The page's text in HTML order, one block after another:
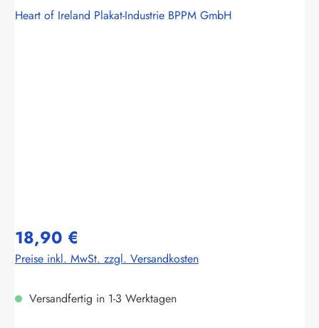
Heart of Ireland Plakat-Industrie BPPM GmbH
18,90 €
Preise inkl. MwSt. zzgl. Versandkosten
Versandfertig in 1-3 Werktagen